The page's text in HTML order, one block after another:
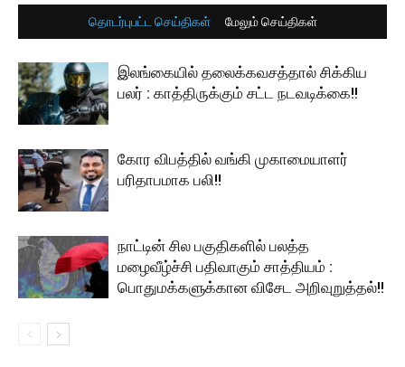
தொடர்புபட்ட செய்திகள் மேலும் செய்திகள்
இலங்கையில் தலைக்கவசத்தால் சிக்கிய
பலர் : காத்திருக்கும் சட்ட நடவடிக்கை!!
கோர விபத்தில் வங்கி முகாமையாளர்
பரிதாபமாக பலி!!
நாட்டின் சில பகுதிகளில் பலத்த
மழைவீழ்ச்சி பதிவாகும் சாத்தியம் :
பொதுமக்களுக்கான விசேட அறிவுறுத்தல்!!